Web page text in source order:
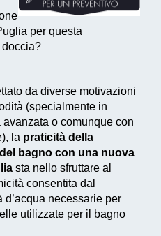
per questa
doccia?
da diverse motivazioni
(specialmente in
o comunque con
la praticità della
bagno con una nuova
sta nello sfruttare al
consentita dal
d’acqua necessarie per
utilizzate per il bagno